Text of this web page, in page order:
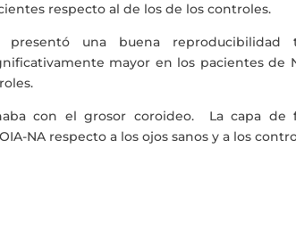
respecto al de los de los controles.
una buena reproducibilidad
mayor en los pacientes de
con el grosor coroideo. La capa de
NA respecto a los ojos sanos y a los